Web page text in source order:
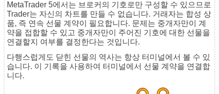
MetaTrader 5에서는 브로커의 기호로만 구성할 수 있으므로
Trader는 자신의 차트를 만들 수 없습니다. 거래자는 합성 상
품, 즉 연속 선물 계약이 필요합니다. 문제는 중개자만이 계
약을 접합할 수 있고 중개자만이 주어진 기호에 대한 선물을
연결할지 여부를 결정한다는 것입니다.
다행스럽게도 닫힌 선물의 역사는 항상 터미널에서 볼 수 있
습니다. 이 기록을 사용하여 터미널에서 선물 계약을 연결합
니다.